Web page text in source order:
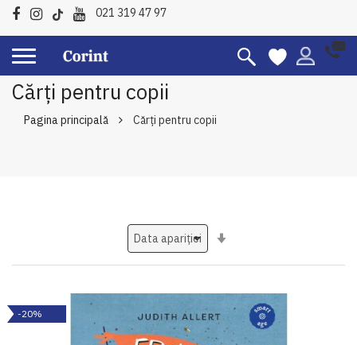
021 319 47 97
Cărți pentru copii
Pagina principală Cărți pentru copii
-20%